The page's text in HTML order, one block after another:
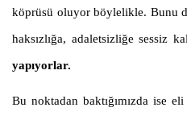
köprüsü oluyor böylelikle. Bunu
haksızlığa, adaletsizliğe sessiz
yapıyorlar.
Bu noktadan baktığımızda ise